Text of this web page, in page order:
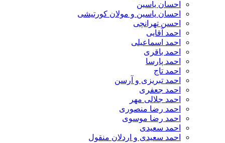
احسان یاسین
احسان یاسین و مولان کورتیشی
احسن تهرانچی
احمد آقایی
احمد اسماعیلی
احمد باقری
احمد پارسا
احمد تاج
احمد تبریزی و آرسن
احمد جعفری
احمد جلالی مهر
احمد رضا منصوری
احمد رضا موسوی
احمد سعیدی
احمد سعیدی و اردلان منقول